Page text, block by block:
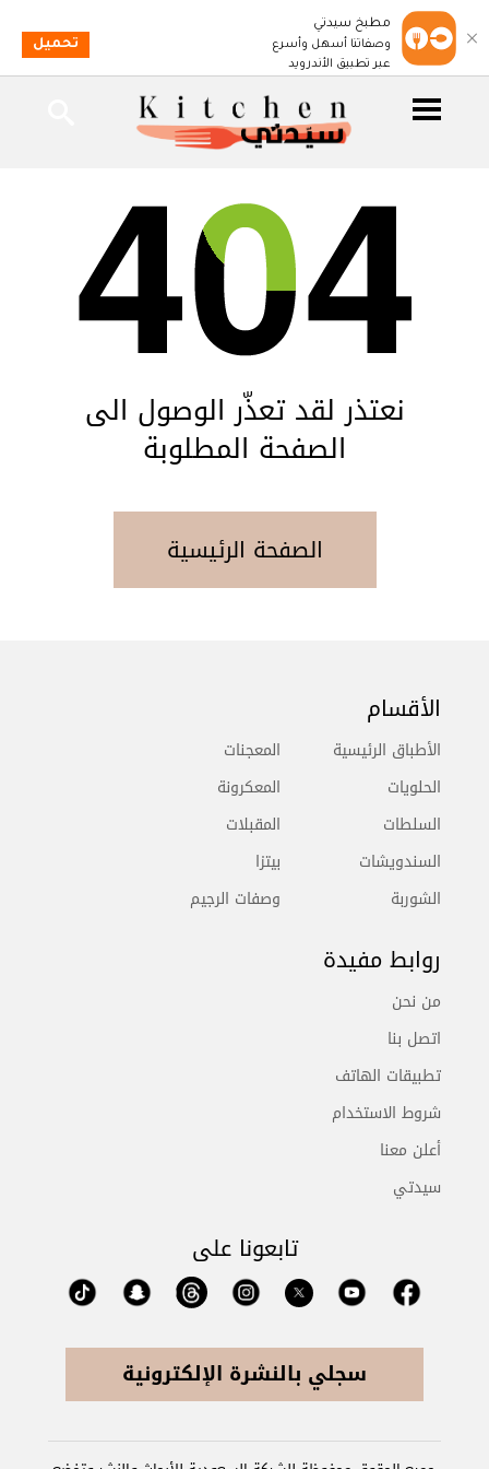
نعتذر لقد تعذّر الوصول الى
الصفحة المطلوبة
الصفحة الرئيسية
الأقسام
الأطباق الرئيسية
الحلويات
السلطات
السندويشات
الشوربة
المعجنات
المعكرونة
المقبلات
بيتزا
وصفات الرجيم
روابط مفيدة
من نحن
اتصل بنا
تطبيقات الهاتف
شروط الاستخدام
أعلن معنا
سيدتي
تابعونا على
سجلي بالنشرة الإلكترونية
مطبخ سيدتي
وصفاتنا أسهل وأسرع
عبر تطبيق الأندرويد
تحميل